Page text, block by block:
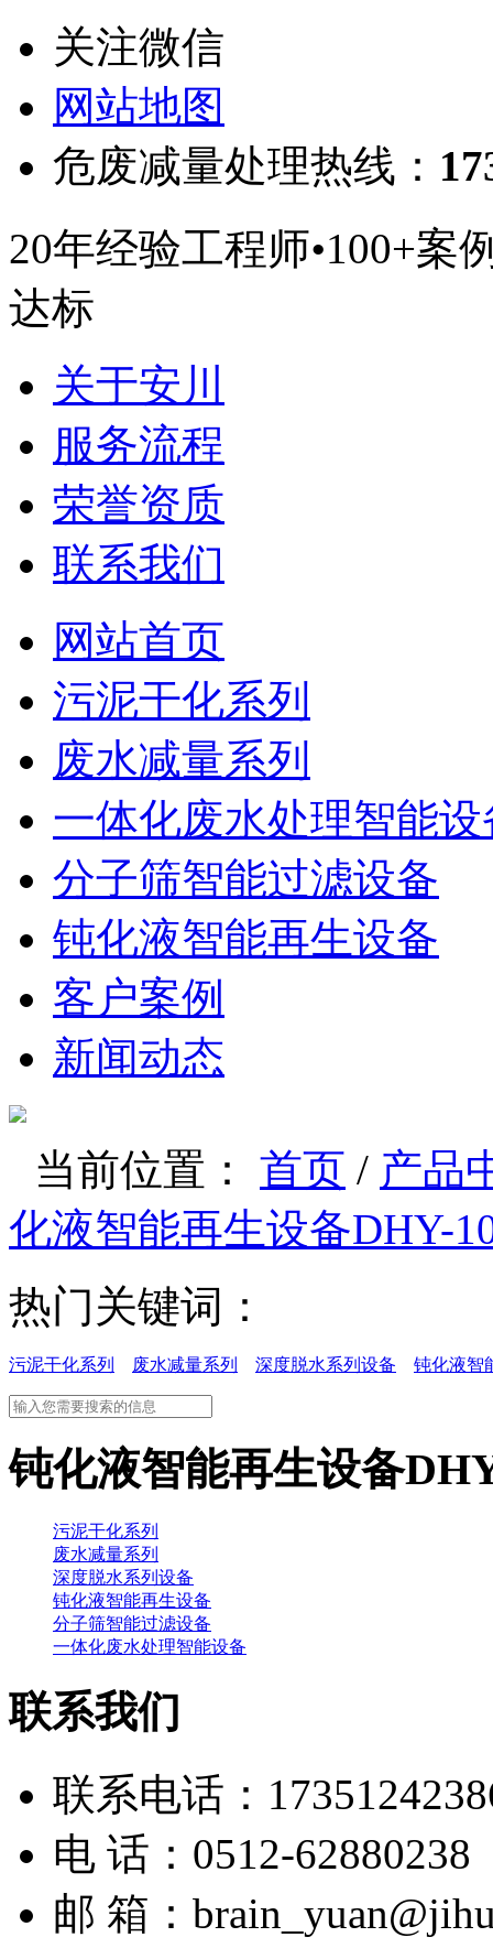
关注微信
网站地图
危废减量处理热线：
20年经验工程师•100+案
达标
关于安川
服务流程
荣誉资质
联系我们
网站首页
污泥干化系列
废水减量系列
一体化废水处理智能设
分子筛智能过滤设备
钝化液智能再生设备
客户案例
新闻动态
当前位置： 首页 / 产品
化液智能再生设备DHY-
热门关键词：
污泥干化系列 废水减量系列 深度脱水系列设备 钝化液智
钝化液智能再生设备
污泥干化系列
废水减量系列
深度脱水系列设备
钝化液智能再生设备
分子筛智能过滤设备
一体化废水处理智能设备
联系我们
联系电话：
电 话：0512-62880238
邮 箱：